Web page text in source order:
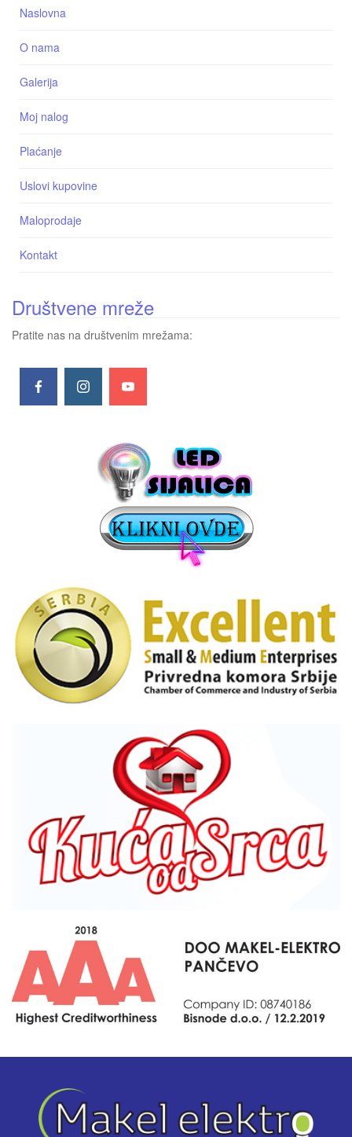
Naslovna
O nama
Galerija
Moj nalog
Plaćanje
Uslovi kupovine
Maloprodaje
Kontakt
Društvene mreže
Pratite nas na društvenim mrežama: